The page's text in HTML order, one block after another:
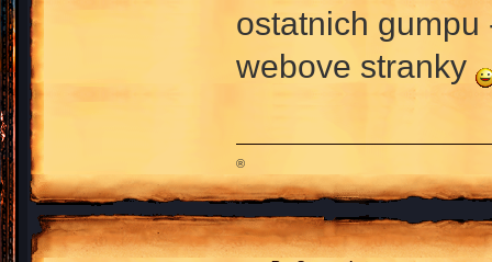
ostatnich
webove stranky
®